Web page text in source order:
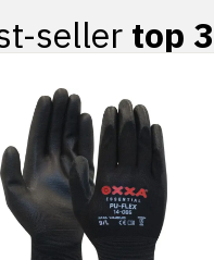
seller top 3